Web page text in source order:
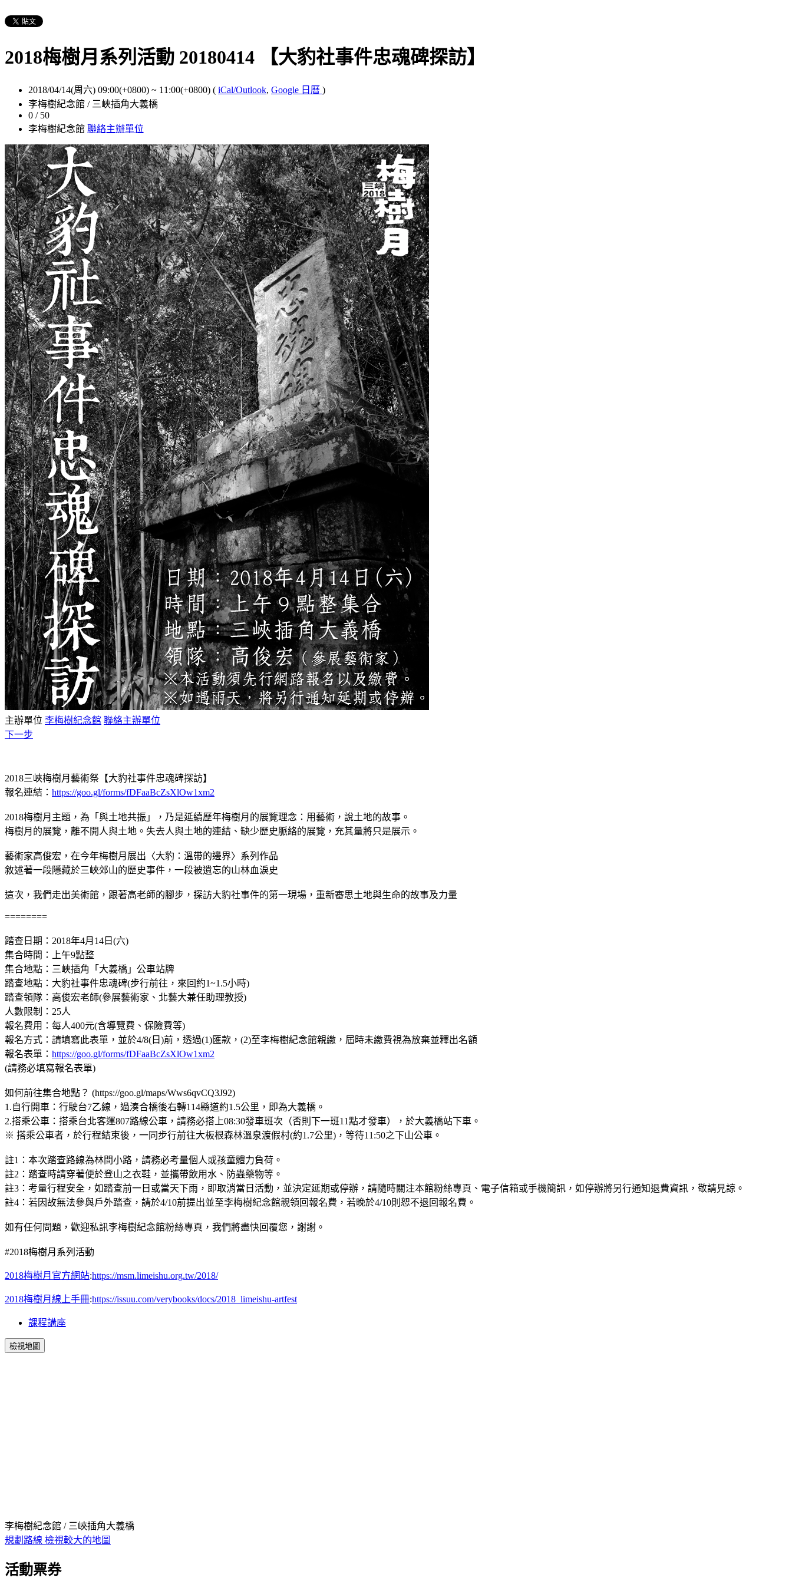
2018梅樹月系列活動 20180414 【大豹社事件忠魂碑探訪】
2018/04/14(周六) 09:00(+0800) ~ 11:00(+0800) ( iCal/Outlook, Google 日曆 )
李梅樹紀念館 / 三峽插角大義橋
0 / 50
李梅樹紀念館 聯絡主辦單位
主辦單位 李梅樹紀念館 聯絡主辦單位
下一步
2018三峽梅樹月藝術祭【大豹社事件忠魂碑探訪】
報名連結： https://goo.gl/forms/fDFaaBcZsXlOw1xm2
2018梅樹月主題，為「與土地共振」，乃是延續歷年梅樹月的展覽理念：用藝術，說土地的故事。
梅樹月的展覽，離不開人與土地。失去人與土地的連結、缺少歷史脈絡的展覽，充其量將只是展示。
藝術家高俊宏，在今年梅樹月展出〈大豹：溫帶的邊界〉系列作品
敘述著一段隱藏於三峽郊山的歷史事件，一段被遺忘的山林血淚史
這次，我們走出美術館，跟著高老師的腳步，探訪大豹社事件的第一現場，重新審思土地與生命的故事及力量
========
踏查日期：2018年4月14日(六)
集合時間：上午9點整
集合地點：三峽插角「大義橋」公車站牌
踏查地點：大豹社事件忠魂碑(步行前往，來回約1~1.5小時)
踏查領隊：高俊宏老師(參展藝術家、北藝大兼任助理教授)
人數限制：25人
報名費用：每人400元(含導覽費、保險費等)
報名方式：請填寫此表單，並於4/8(日)前，透過(1)匯款，(2)至李梅樹紀念館親繳，屆時未繳費視為放棄並釋出名額
報名表單： https://goo.gl/forms/fDFaaBcZsXlOw1xm2
(請務必填寫報名表單)
如何前往集合地點？ (https://goo.gl/maps/Wws6qvCQ3J92)
1.自行開車：行駛台7乙線，過湊合橋後右轉114縣道約1.5公里，即為大義橋。
2.搭乘公車：搭乘台北客運807路線公車，請務必搭上08:30發車班次（否則下一班11點才發車），於大義橋站下車。
※ 搭乘公車者，於行程結束後，一同步行前往大板根森林溫泉渡假村(約1.7公里)，等待11:50之下山公車。
註1：本次踏查路線為林間小路，請務必考量個人或孩童體力負荷。
註2：踏查時請穿著便於登山之衣鞋，並攜帶飲用水、防蟲藥物等。
註3：考量行程安全，如踏查前一日或當天下雨，即取消當日活動，並決定延期或停辦，請隨時關注本館粉絲專頁、電子信箱或手機簡訊，如停辦將另行通知退費資訊，敬請見諒。
註4：若因故無法參與戶外踏查，請於4/10前提出並至李梅樹紀念館親領回報名費，若晚於4/10則恕不退回報名費。
如有任何問題，歡迎私訊李梅樹紀念館粉絲專頁，我們將盡快回覆您，謝謝。
#2018梅樹月系列活動
2018梅樹月官方網站:https://msm.limeishu.org.tw/2018/
2018梅樹月線上手冊:https://issuu.com/verybooks/docs/2018_limeishu-artfest
課程講座
檢視地圖
李梅樹紀念館 / 三峽插角大義橋
規劃路線 檢視較大的地圖
活動票券